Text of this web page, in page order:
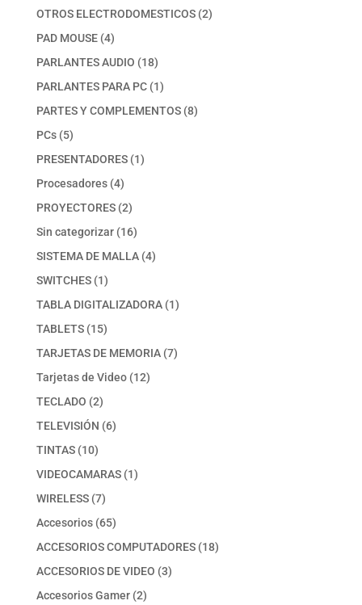
producto
OTROS ELECTRODOMESTICOS 22
PAD MOUSE 44
productos
PARLANTES AUDIO 1818
productos
PARLANTES PARA PC 11
producto
PARTES Y COMPLEMENTOS 88
PCs 55
productos
PRESENTADORES 11
Procesadores 44
productos
PROYECTORES 22
productos
Sin categorizar 1616
productos
SISTEMA DE MALLA 44
SWITCHES 11
producto
TABLA DIGITALIZADORA 11
TABLETS 1515
productos
TARJETAS DE MEMORIA 77
Tarjetas de Video 1212
TECLADO 22
productos
TELEVISIÓN 66
TINTAS 1010
productos
VIDEOCAMARAS 11
WIRELESS 77
productos
Accesorios 6565
productos
ACCESORIOS COMPUTADORES 1818
ACCESORIOS DE VIDEO 33
Accesorios Gamer 22